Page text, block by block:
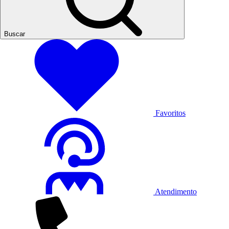
Buscar
Favoritos
Atendimento